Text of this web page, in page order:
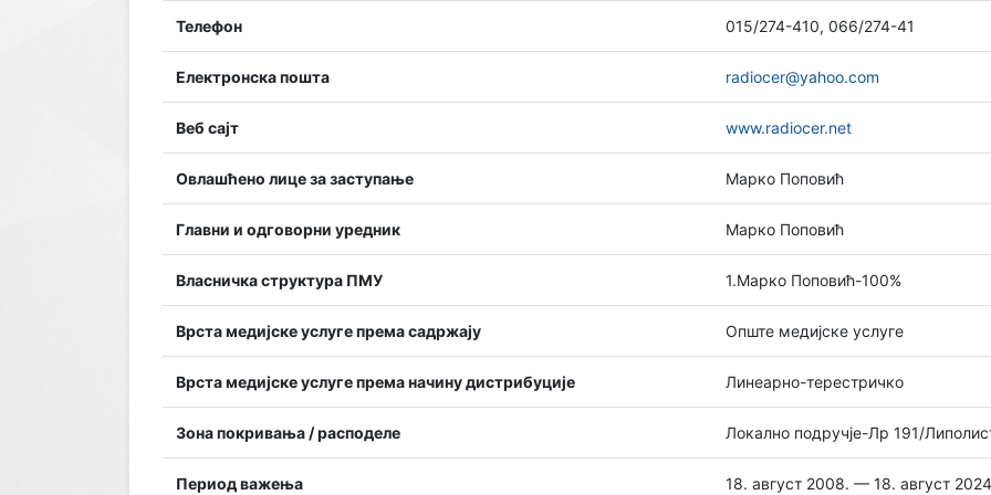
Телефон 015/274-410, 066/274-41
Електронска пошта radiocer@yahoo.com
Веб сајт www.radiocer.net
Овлашћено лице за заступање Марко Поповић
Главни и одговорни уредник Марко Поповић
Власничка структура ПМУ 1.Марко Поповић-100%
Врста медијске услуге према садржају Опште медијске услуге
Врста медијске услуге према начину дистрибуције Линеарно-терестричко
Зона покривања / расподеле Локално подручје-Лр 191/
Период важења 18. август 2008. — 18. август